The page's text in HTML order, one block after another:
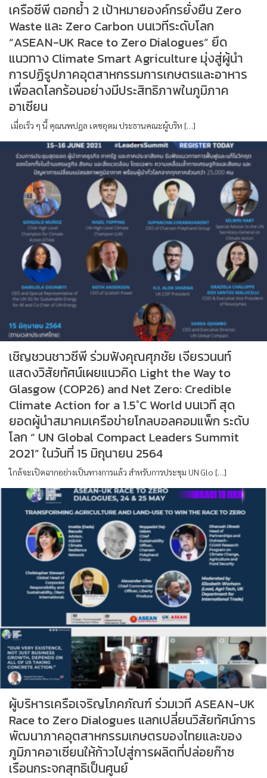
เครือซีพี ตอกย้ำ 2 เป้าหมายองค์กรยั่งยืน Zero
Waste และ Zero Carbon บนเวทีระดับโลก
“ASEAN-UK Race to Zero Dialogues” ยึด
แนวทาง Climate Smart Agriculture มุ่งสู่ผู้นำ
การปฏิรูปภาคอุตสาหกรรมการเกษตรและอาหาร
เพื่อลดโลกร้อนอย่างมีประสิทธิภาพในภูมิภาค
อาเซียน
เมื่อเร็ว ๆ นี้ คุณนพปฎล เดชอุดม ประธานคณะผู้บริห […]
เชิญชวนชาวซีพี ร่วมฟังคุณศุภชัย เจียรวนนท์
แสดงวิสัยทัศน์เผยแนวคิด Light the Way to
Glasgow (COP26) and Net Zero: Credible
Climate Action for a 1.5°C World บนเวที สุด
ยอดผู้นำสมาคมเครือข่ายโกลบอลคอมแพ็ก ระดับ
โลก “ UN Global Compact Leaders Summit
2021” ในวันที่ 15 มิถุนายน 2564
ใกล้จะเปิดฉากอย่างเป็นทางการแล้ว สำหรับการประชุม UN Glo […]
ผู้บริหารเครือเจริญโภคภัณฑ์ ร่วมเวที ASEAN-UK
Race to Zero Dialogues แลกเปลี่ยนวิสัยทัศน์การ
พัฒนาภาคอุตสาหกรรมเกษตรของไทยและของ
ภูมิภาคอาเซียนให้ก้าวไปสู่การผลิตที่ปล่อยก๊าซ
เรือนกระจกสุทธิเป็นศูนย์